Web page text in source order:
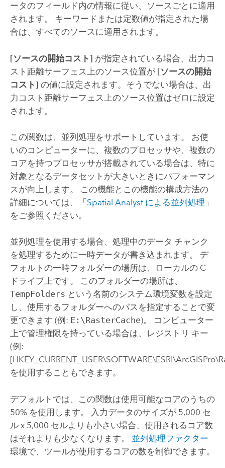
ータのフィールド内の情報に従い、ソースごとに適用
されます。 キーワードまたは定数値が指定された場
合は、すべてのソースに適用されます。
[ソースの開始コスト] が指定されている場合、出力コ
スト距離サーフェス上のソース位置が [ソースの開始
コスト] の値に設定されます。そうでない場合は、出
力コスト距離サーフェス上のソース位置はゼロに設定
されます。
この関数は、並列処理をサポートしています。 お使
いのコンピューターに、複数のプロセッサや、複数の
コアを持つプロセッサが搭載されている場合は、特に
対象となるデータセットが大きいときにパフォーマン
スが向上します。 この機能とこの機能の構成方法の
詳細については、「 Spatial Analystによる並列処理 」
をご参照ください。
並列処理を使用する場合、処理中のデータ チャンク
を処理するために一時データが書き込まれます。 デ
フォルトの一時フォルダーの場所は、ローカルの C
ドライブ上です。 このフォルダーの場所は、
TempFolders という名前のシステム環境変数を設定
し、使用するフォルダーへのパスを指定することで変
更できます (例: E:\RasterCache)。
コンピューター
上で管理権限を持っている場合は、レジストリ キー
(例:
を使用することもできます。
デフォルトでは、この関数は使用可能なコアのうちの
50% を使用します。 入力データのサイズが 5,000 セ
ル x 5,000 セルよりも小さい場合、使用されるコア数
はそれよりも少なくなります。 並列処理ファクター
環境で、ツールが使用するコアの数を制御できます。